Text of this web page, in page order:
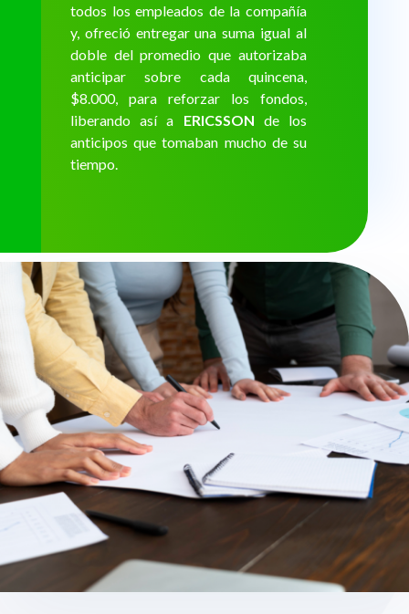
todos los empleados de la compañía
y, ofreció entregar una suma igual al
doble del promedio que autorizaba
anticipar sobre cada quincena,
$8.000, para reforzar los fondos,
liberando así a ERICSSON de los
anticipos que tomaban mucho de su
tiempo.